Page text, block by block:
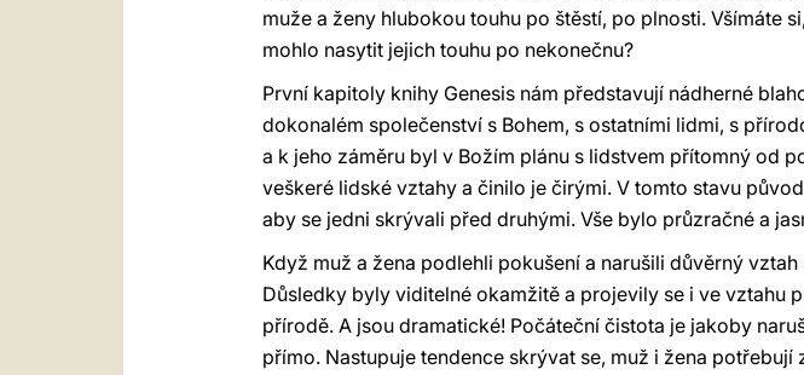
muže a ženy hlubokou touhu po štěstí, po plnosti. Všímáte
mohlo nasytit jejich touhu po nekonečnu?
První kapitoly knihy Genesis nám představují nádherné
dokonalém společenství s Bohem, s ostatními lidmi, s
a k jeho záměru byl v Božím plánu s lidstvem přítomný od
veškeré lidské vztahy a činilo je čirými. V tomto stavu
aby se jedni skrývali před druhými. Vše bylo průzračné a
Když muž a žena podlehli pokušení a narušili důvěrný
Důsledky byly viditelné okamžitě a projevily se i ve vztahu
přírodě. A jsou dramatické! Počáteční čistota je jakoby
přímo. Nastupuje tendence skrývat se, muž i žena